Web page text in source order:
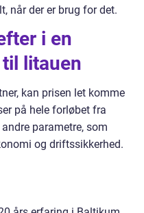
når der er brug for det.
i en
litauen
kan prisen let komme
på hele forløbet fra
parametre, som
og driftssikkerhed.